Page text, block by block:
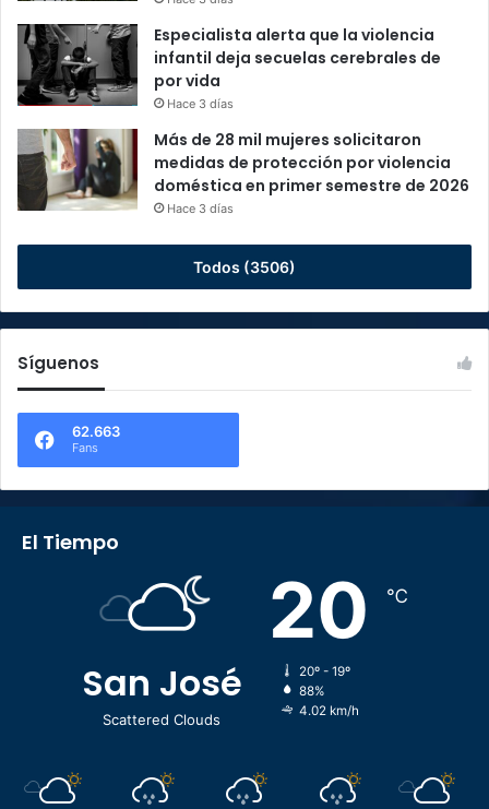
Especialista alerta que la violencia
infantil deja secuelas cerebrales de
por vida
Hace 3 días
Más de 28 mil mujeres solicitaron
medidas de protección por violencia
doméstica en primer semestre de 2026
Hace 3 días
Todos (3506)
Síguenos
62.663
Fans
El Tiempo
San José
Scattered Clouds
20 ℃
20º - 19º
88%
4.02 km/h